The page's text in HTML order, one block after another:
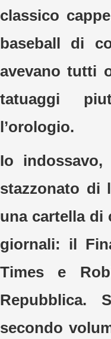
classico
baseball di
avevano tutti
tatuaggi
l’orologio.
Io
stazzonato di
una cartella di
giornali: il
Times e
Repubblica.
secondo